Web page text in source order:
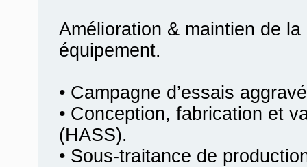
Amélioration & maintien de la
équipement.
• Campagne d’essais
• Conception, fabrication et
(HASS).
• Sous-traitance de